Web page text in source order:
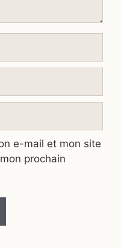
e-mail et mon site
prochain